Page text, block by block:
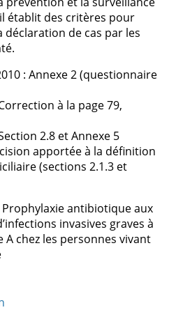
établit des critères pour
de cas par les
: Annexe 2 (questionnaire
à la page 79,
2.8 et Annexe 5
apportée à la définition
(sections 2.1.3 et
antibiotique aux
invasives graves à
chez les personnes vivant